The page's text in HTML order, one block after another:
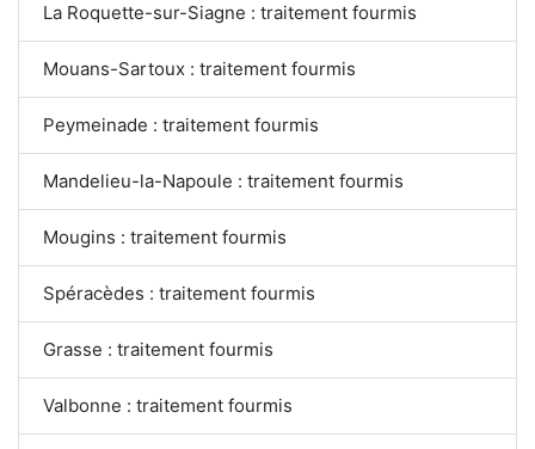
La Roquette-sur-Siagne : traitement fourmis
Mouans-Sartoux : traitement fourmis
Peymeinade : traitement fourmis
Mandelieu-la-Napoule : traitement fourmis
Mougins : traitement fourmis
Spéracèdes : traitement fourmis
Grasse : traitement fourmis
Valbonne : traitement fourmis